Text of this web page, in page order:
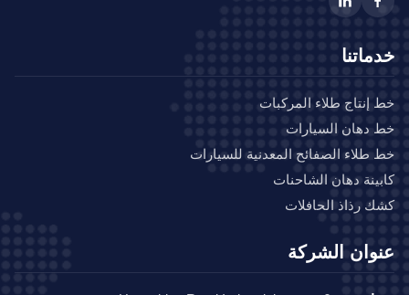
طلاء المركبات
دهان السيارات
الصفائح المعدنية للسيارات
دهان الشاحنات
رذاذ الحافلات
الشركة